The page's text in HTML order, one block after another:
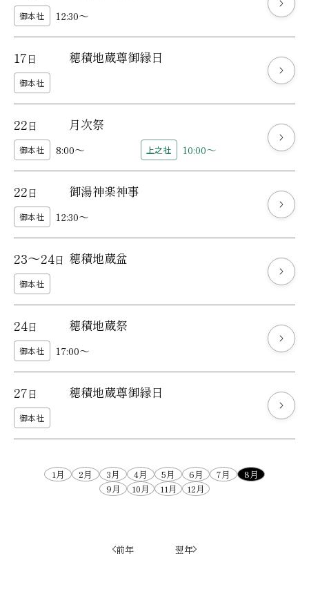
御本社 12:30～
17 日 穂積地蔵尊御縁日
御本社
22 日 月次祭
御本社 8:00～ 上之社 10:00～
22 日 御湯神楽神事
御本社 12:30～
23～24日 穂積地蔵盆
御本社
24日 穂積地蔵祭
御本社 17:00～
27 日 穂積地蔵尊御縁日
御本社
前年
1月 2月 3月 4月 5月 6月 7月
8月
9月
10月 11月 12月
翌年